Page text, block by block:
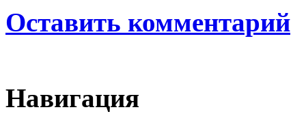
Оставить комментарий
Навигация